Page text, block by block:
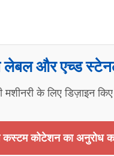
लेबल और एच्ड
मशीनरी के लिए डिज़ाइन
कोटेशन का अनुरोध